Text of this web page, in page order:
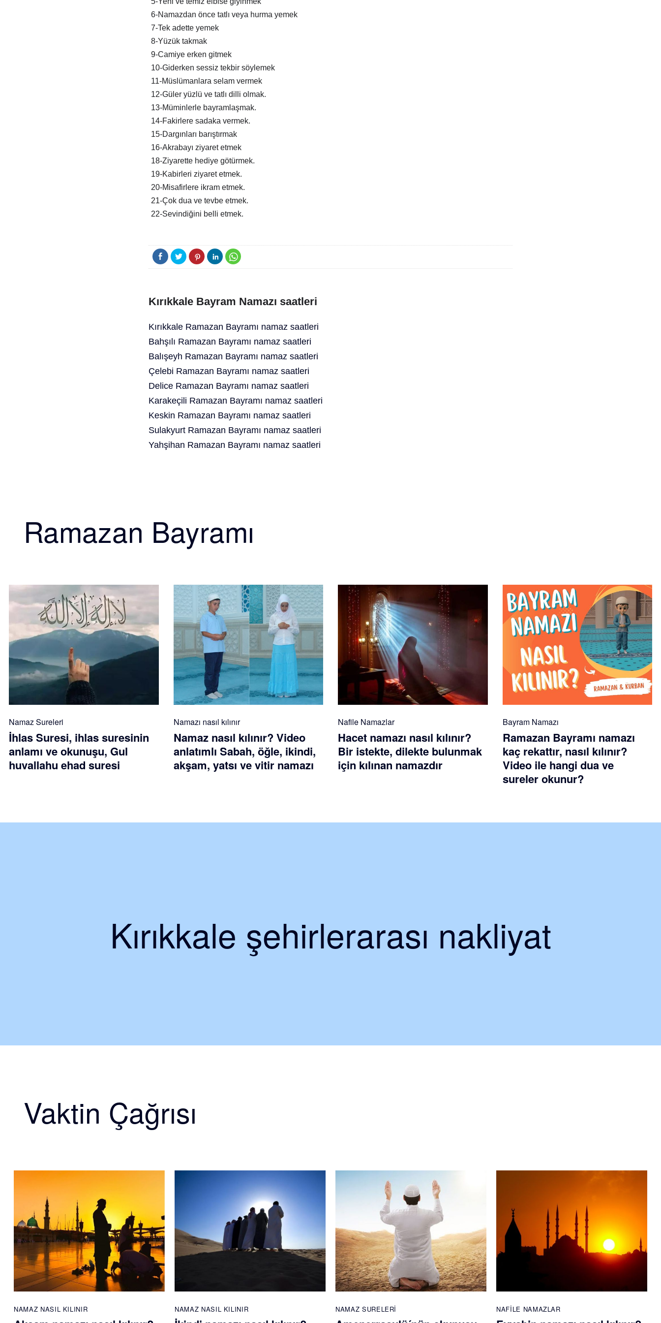
6-Namazdan önce tatlı veya hurma yemek
7-Tek adette yemek
8-Yüzük takmak
9-Camiye erken gitmek
10-Giderken sessiz tekbir söylemek
11-Müslümanlara selam vermek
12-Güler yüzlü ve tatlı dilli olmak.
13-Müminlerle bayramlaşmak.
14-Fakirlere sadaka vermek.
15-Dargınları barıştırmak
16-Akrabayı ziyaret etmek
18-Ziyarette hediye götürmek.
19-Kabirleri ziyaret etmek.
20-Misafirlere ikram etmek.
21-Çok dua ve tevbe etmek.
22-Sevindiğini belli etmek.
Kırıkkale Bayram Namazı saatleri
Kırıkkale Ramazan Bayramı namaz saatleri
Bahşılı Ramazan Bayramı namaz saatleri
Balışeyh Ramazan Bayramı namaz saatleri
Çelebi Ramazan Bayramı namaz saatleri
Delice Ramazan Bayramı namaz saatleri
Karakeçili Ramazan Bayramı namaz saatleri
Keskin Ramazan Bayramı namaz saatleri
Sulakyurt Ramazan Bayramı namaz saatleri
Yahşihan Ramazan Bayramı namaz saatleri
Ramazan Bayramı
Namaz Sureleri
İhlas Suresi, ihlas suresinin
anlamı ve okunuşu, Gul
huvallahu ehad suresi
Namazı nasıl kılınır
Namaz nasıl kılınır? Video
anlatımlı Sabah, öğle, ikindi,
akşam, yatsı ve vitir namazı
Nafile Namazlar
Hacet namazı nasıl kılınır?
Bir istekte, dilekte bulunmak
için kılınan namazdır
Bayram Namazı
Ramazan Bayramı namazı
kaç rekattır, nasıl kılınır?
Video ile hangi dua ve
sureler okunur?
Kırıkkale şehirlerarası nakliyat
Vaktin Çağrısı
NAMAZ NASIL KILINIR NAMAZ NASIL KILINIR NAMAZ SURELERI NAFILE NAMAZLAR